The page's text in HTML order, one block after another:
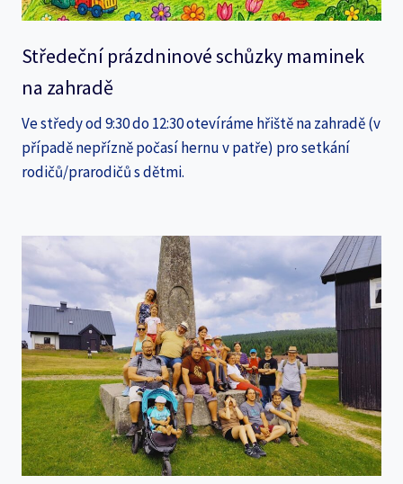
Středeční prázdninové schůzky maminek
na zahradě
Ve středy od 9:30 do 12:30 otevíráme hřiště na zahradě (v
případě nepřízně počasí hernu v patře) pro setkání
rodičů/prarodičů s dětmi.